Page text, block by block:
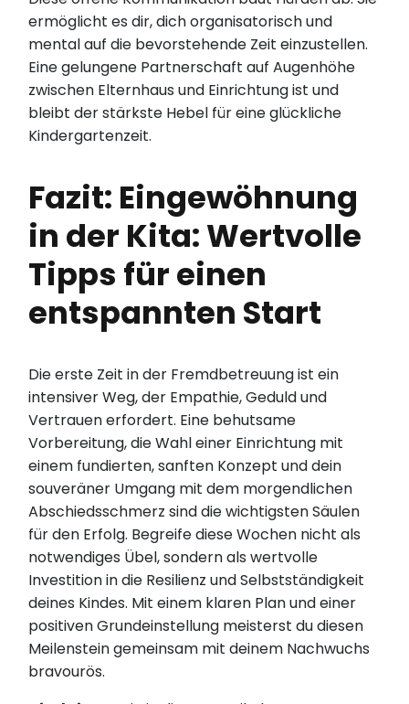
ermöglicht es dir, dich organisatorisch und
mental auf die bevorstehende Zeit einzustellen.
Eine gelungene Partnerschaft auf Augenhöhe
zwischen Elternhaus und Einrichtung ist und
bleibt der stärkste Hebel für eine glückliche
Kindergartenzeit.
Fazit: Eingewöhnung
in der Kita: Wertvolle
Tipps für einen
entspannten Start
Die erste Zeit in der Fremdbetreuung ist ein
intensiver Weg, der Empathie, Geduld und
Vertrauen erfordert. Eine behutsame
Vorbereitung, die Wahl einer Einrichtung mit
einem fundierten, sanften Konzept und dein
souveräner Umgang mit dem morgendlichen
Abschiedsschmerz sind die wichtigsten Säulen
für den Erfolg. Begreife diese Wochen nicht als
notwendiges Übel, sondern als wertvolle
Investition in die Resilienz und Selbstständigkeit
deines Kindes. Mit einem klaren Plan und einer
positiven Grundeinstellung meisterst du diesen
Meilenstein gemeinsam mit deinem Nachwuchs
bravourös.